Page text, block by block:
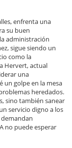
enfrenta una
su buen
administración
sigue siendo un
como la
Hervert, actual
una
un golpe en la mesa
heredados.
sino también sanear
servicio digno a los
no puede esperar